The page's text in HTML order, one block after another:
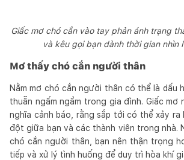
Giấc mơ chó cắn vào tay phản ánh trạng
và kêu gọi bạn dành thời gian nhìn
Mơ thấy chó cắn người thân
Nằm mơ chó cắn người thân có thể là dấu
thuẫn ngấm ngầm trong gia đình. Giấc mơ
nghĩa cảnh báo, rằng sắp tới có thể xảy ra
đột giữa bạn và các thành viên trong nhà.
chó cắn người thân, bạn nên thận trọng
tiếp và xử lý tình huống để duy trì hòa khí